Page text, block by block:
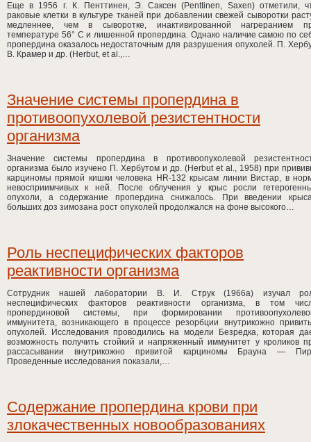
Еще в 1956 г. К. Пенттинен, Э. Саксен (Penttinen, Saxen) отметили,
раковые клетки в культуре тканей при добавлении свежей сыворотки
медленнее, чем в сыворотке, инактивированной нагреранием
температуре 56° С и лишенной пропердина. Однако наличие самою по
пропердина оказалось недостаточным для разрушения опухолей. П.
В. Крамер и др. (Herbut, et al.,…
Значение системы пропердина в
противоопухолевой резистентности
организма
Значение системы пропердина в противоопухолевой
организма было изучено П. Хербутом и др. (Herbut et al., 1958) при
карциномы прямой кишки человека HR-132 крысам линии Вистар, в
невосприимчивых к ней. После облучения у крыс росли
опухоли, а содержание пропердина снижалось. При введении
больших доз зимозана рост опухолей продолжался на фоне высокого…
Роль неспецифических факторов
реактивности организма
Сотрудник нашей лаборатории В. И. Струк (1966а) изучал
неспецифических факторов реактивности организма, в том
пропердиновой системы, при формировании
иммунитета, возникающего в процессе резорбции внутрикожно
опухолей. Исследования проводились на модели Безредка, которая
возможность получить стойкий и напряженный иммунитет у кроликов
рассасывании внутрикожно привитой карциномы Брауна —
Проведенные исследования показали,…
Содержание пропердина крови при
злокачественных новообразованиях